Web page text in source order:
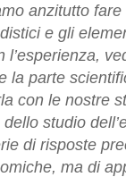
anzitutto
e gli
l’esperienza,
la parte
con le nostre
dello studio
di risposte
ma di